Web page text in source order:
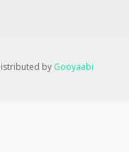
by Gooyaabi